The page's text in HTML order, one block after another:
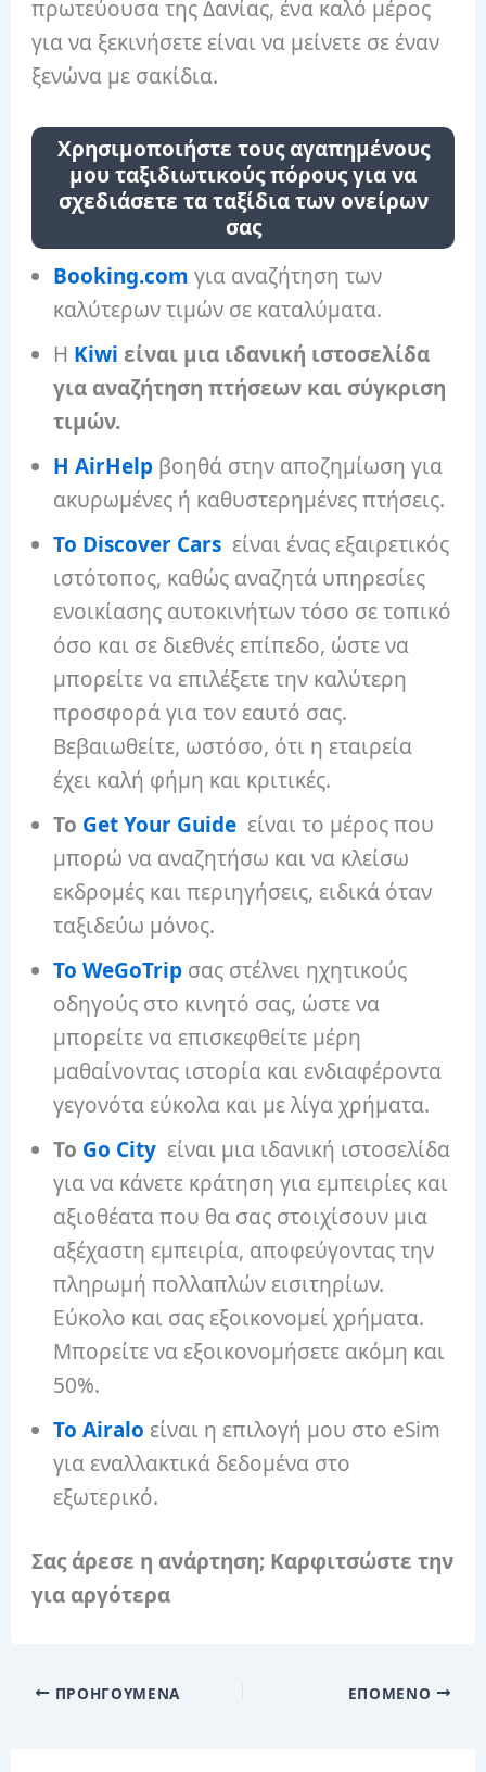
πρωτεύουσα της Δανίας, ένα καλό μέρος
για να ξεκινήσετε είναι να μείνετε σε έναν
ξενώνα με σακίδια.
Χρησιμοποιήστε τους αγαπημένους
μου ταξιδιωτικούς πόρους για να
σχεδιάσετε τα ταξίδια των ονείρων
σας
Booking.com για αναζήτηση των
καλύτερων τιμών σε καταλύματα.
Η Kiwi είναι μια ιδανική ιστοσελίδα
για αναζήτηση πτήσεων και σύγκριση
τιμών.
Η AirHelp βοηθά στην αποζημίωση για
ακυρωμένες ή καθυστερημένες πτήσεις.
Το Discover Cars είναι ένας εξαιρετικός
ιστότοπος, καθώς αναζητά υπηρεσίες
ενοικίασης αυτοκινήτων τόσο σε τοπικό
όσο και σε διεθνές επίπεδο, ώστε να
μπορείτε να επιλέξετε την καλύτερη
προσφορά για τον εαυτό σας.
Βεβαιωθείτε, ωστόσο, ότι η εταιρεία
έχει καλή φήμη και κριτικές.
Το Get Your Guide είναι το μέρος που
μπορώ να αναζητήσω και να κλείσω
εκδρομές και περιηγήσεις, ειδικά όταν
ταξιδεύω μόνος.
Το WeGoTrip σας στέλνει ηχητικούς
οδηγούς στο κινητό σας, ώστε να
μπορείτε να επισκεφθείτε μέρη
μαθαίνοντας ιστορία και ενδιαφέροντα
γεγονότα εύκολα και με λίγα χρήματα.
Το Go City είναι μια ιδανική ιστοσελίδα
για να κάνετε κράτηση για εμπειρίες και
αξιοθέατα που θα σας στοιχίσουν μια
αξέχαστη εμπειρία, αποφεύγοντας την
πληρωμή πολλαπλών εισιτηρίων.
Εύκολο και σας εξοικονομεί χρήματα.
Μπορείτε να εξοικονομήσετε ακόμη και
50%.
Το Airalo είναι η επιλογή μου στο eSim
για εναλλακτικά δεδομένα στο
εξωτερικό.
Σας άρεσε η ανάρτηση; Καρφιτσώστε την
για αργότερα
ΠΡΟΗΓΟΎΜΕΝΑ ΕΠΌΜΕΝΟ